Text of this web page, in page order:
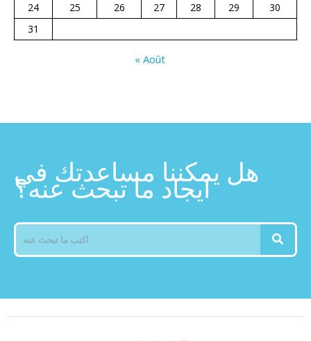
24
25 26 27 28 29
30
31
« Août
هل يمكننا مساعدتك في
ايجاد ما تبحث عنه؟